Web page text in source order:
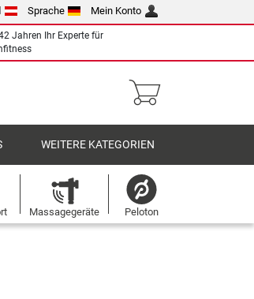
Sprache Mein Konto
Jahren Ihr Experte für
WEITERE KATEGORIEN
Massagegeräte Peloton